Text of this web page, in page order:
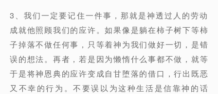
3、我们一定要记住一件事，那就是神透过人的劳动
成就他照顾我们的应许。如果像是躺在柿子树下等柿
子掉落不做任何事，只等着神为我们做好一切，是错
误的想法。再者，若是因为懒惰什么事都不做，就等
于是将神恩典的应许变成自甘堕落的借口，行出既恶
又不幸的行为。不要误以为这种生活是信靠神的话